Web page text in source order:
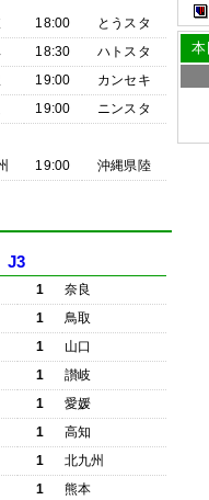
18:00
とうスタ
18:30
ハトスタ
19:00
カンセキ
19:00
ニンスタ
19:00 沖縄県陸
J3
1
奈良
1
鳥取
1
山口
1
讃岐
1
愛媛
1
高知
1
北九州
1
熊本
本